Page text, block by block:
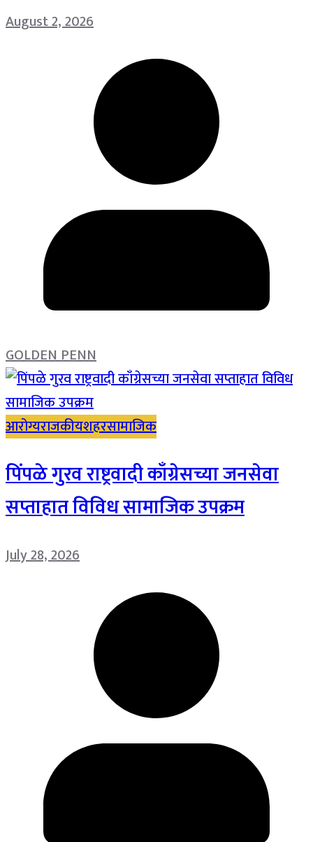
August 2, 2026
GOLDEN PENN
आरोग्यराजकीयशहरसामाजिक
पिंपळे गुरव राष्ट्रवादी काँग्रेसच्या जनसेवा
सप्ताहात विविध सामाजिक उपक्रम
July 28, 2026